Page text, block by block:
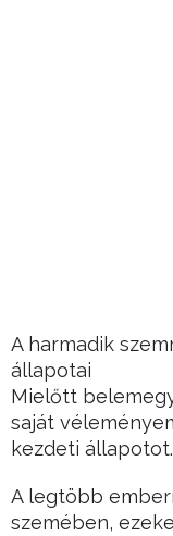
A harmadik
állapotai
Mielőtt
saját
kezdeti állapotot.
A legtöbb
szemében,